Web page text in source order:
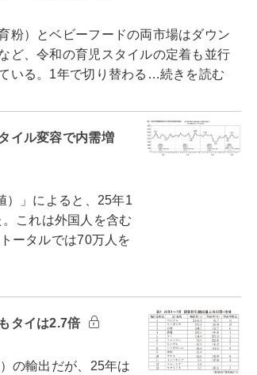
粉）とベビーフードの両市場はダウン
ど、令和の育児スタイルの定着も並行
いる。1年で切り替わる…続きを読む
イル変容で内需増
」によると、25年1
これは外国人を含む
ータルでは70万人を
タイは2.7倍
の輸出だが、25年は